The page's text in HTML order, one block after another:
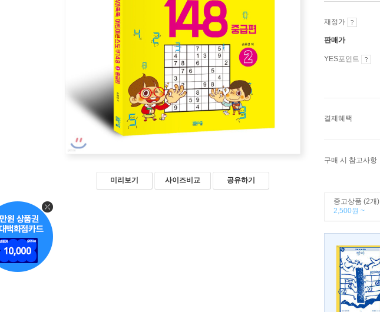
미리보기 사이즈비교 공유하기
재정가
판매가
YES포인트
결제혜택
구매 시 참고사항
중고상품 (2개)
2,500원 ~